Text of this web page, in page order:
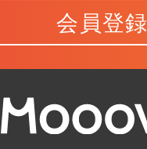
会員登録